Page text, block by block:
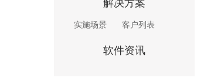
解决方案
实施场景 客户列表
软件资讯